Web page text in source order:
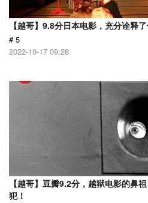
【越哥】9.8分日本电影，充分诠释
# 5
2022-10-17 09:28
【越哥】豆瓣9.2分，越狱电影的鼻
犯！